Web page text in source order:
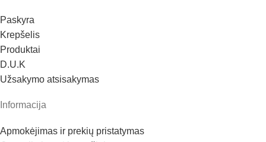
Paskyra
Krepšelis
Produktai
D.U.K
Užsakymo atsisakymas
Informacija
Apmokėjimas ir prekių pristatymas